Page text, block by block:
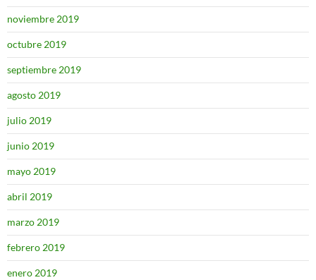
noviembre 2019
octubre 2019
septiembre 2019
agosto 2019
julio 2019
junio 2019
mayo 2019
abril 2019
marzo 2019
febrero 2019
enero 2019